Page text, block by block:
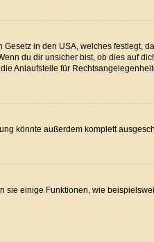
in den USA, welches festlegt,
du dir unsicher bist, ob dies auf
Anlaufstelle für
könnte außerdem komplett
einige Funktionen, wie